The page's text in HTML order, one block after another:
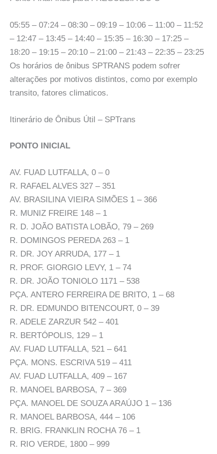
05:55 – 07:24 – 08:30 – 09:19 – 10:06 – 11:00 – 11:52
– 12:47 – 13:45 – 14:40 – 15:35 – 16:30 – 17:25 –
18:20 – 19:15 – 20:10 – 21:00 – 21:43 – 22:35 – 23:25
Os horários de ônibus SPTRANS podem sofrer
alterações por motivos distintos, como por exemplo
transito, fatores climaticos.
Itinerário de Ônibus Útil – SPTrans
PONTO INICIAL
AV. FUAD LUTFALLA, 0 – 0
R. RAFAEL ALVES 327 – 351
AV. BRASILINA VIEIRA SIMÕES 1 – 366
R. MUNIZ FREIRE 148 – 1
R. D. JOÃO BATISTA LOBÃO, 79 – 269
R. DOMINGOS PEREDA 263 – 1
R. DR. JOY ARRUDA, 177 – 1
R. PROF. GIORGIO LEVY, 1 – 74
R. DR. JOÃO TONIOLO 1171 – 538
PÇA. ANTERO FERREIRA DE BRITO, 1 – 68
R. DR. EDMUNDO BITENCOURT, 0 – 39
R. ADELE ZARZUR 542 – 401
R. BERTÓPOLIS, 129 – 1
AV. FUAD LUTFALLA, 521 – 641
PÇA. MONS. ESCRIVA 519 – 411
AV. FUAD LUTFALLA, 409 – 167
R. MANOEL BARBOSA, 7 – 369
PÇA. MANOEL DE SOUZA ARAÚJO 1 – 136
R. MANOEL BARBOSA, 444 – 106
R. BRIG. FRANKLIN ROCHA 76 – 1
R. RIO VERDE, 1800 – 999